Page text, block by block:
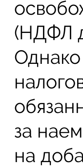
(НДФЛ
Однако
за
на